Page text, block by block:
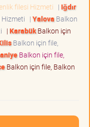
filesi Hizmeti | Iğdır
| Yalova Balkon
| KarabükBalkon için
Balkon için file,
Balkon için file,
Balkon için file, Balkon